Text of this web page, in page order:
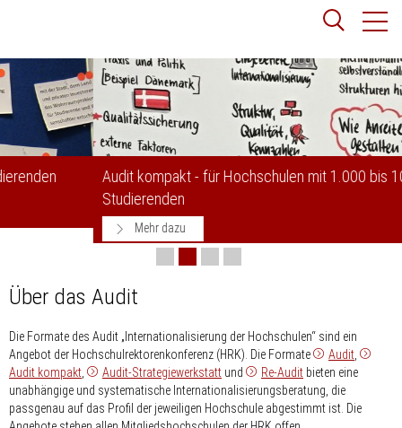
Suchbegriff
Suchen
Audit kompakt - für Hochschulen mit 1.000 bis 10.000
Mehr dazu
Über das Audit
Die Formate des Audit „Internationalisierung der Hochschulen“ sind ein
Angebot der Hochschulrektorenkonferenz (HRK). Die Formate
Audit,
Audit kompakt, Audit-Strategiewerkstatt und Re-Audit bieten eine
unabhängige und systematische Internationalisierungsberatung, die
passgenau auf das Profil der jeweiligen Hochschule abgestimmt ist. Die